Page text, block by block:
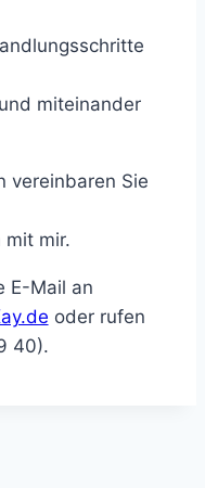
miteinander
vereinbaren Sie
mit mir.
E-Mail an
oder rufen
40).